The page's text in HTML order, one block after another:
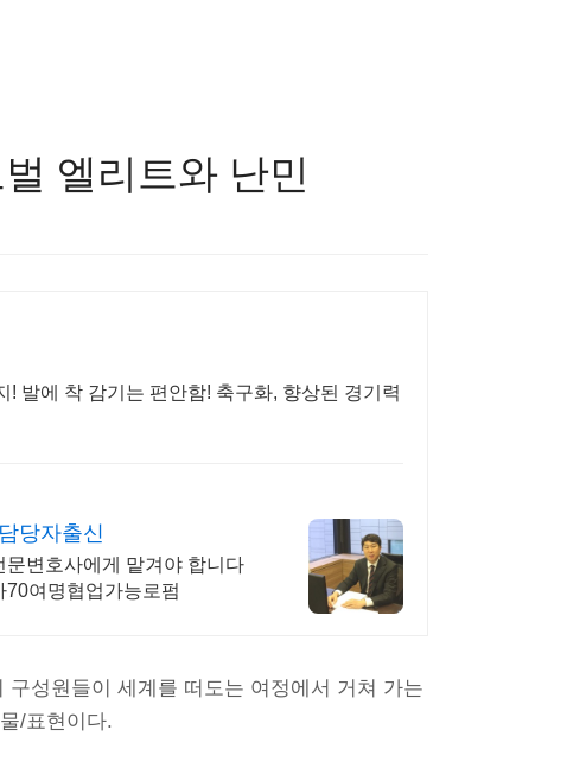
엘리트와 난민
발에 착 감기는 편안함! 축구화, 향상된 경기력
당자출신
변호사에게 맡겨야 합니다
여명협업가능로펌
성원들이 세계를 떠도는 여정에서 거쳐 가는
/표현이다.